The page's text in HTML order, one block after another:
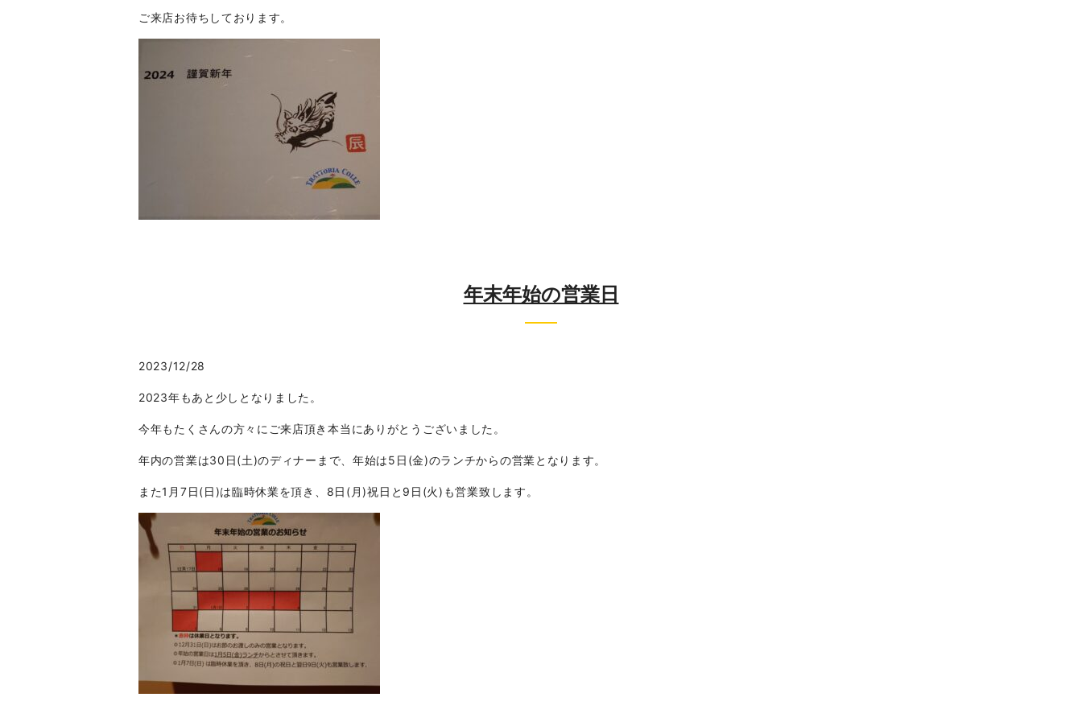
ご来店お待ちしております。
年末年始の営業日
2023/12/28
2023年もあと少しとなりました。
今年もたくさんの方々にご来店頂き本当にありがとうございました。
年内の営業は30日(土)のディナーまで、年始は5日(金)のランチからの営業となります。
また1月7日(日)は臨時休業を頂き、8日(月)祝日と9日(火)も営業致します。